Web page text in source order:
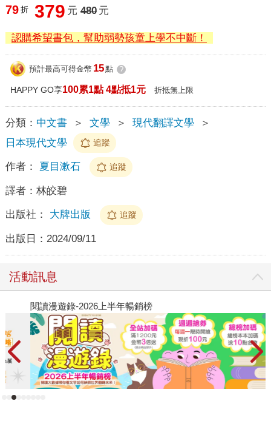
79 折 379 元 480 元
認購希望書包，幫助弱勢孩童上學不中斷！
預計最高可得金幣 15點 ?
HAPPY GO享100累1點 4點抵1元 折抵無上限
分類： 中文書 ＞ 文學 ＞ 現代翻譯文學
＞
日本現代文學
追蹤
作者： 夏目漱石 追蹤
譯者： 林皎碧
出版社： 大牌出版 追蹤
出版日： 2024/09/11
活動訊息
閱讀漫遊錄-2026上半年暢銷榜